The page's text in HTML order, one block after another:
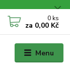
Menu
0 ks
za 0,00 Kč